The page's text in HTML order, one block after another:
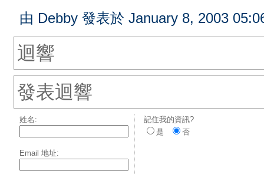
由 Debby 發表於 January 8, 2003
迴響
發表迴響
姓名:
Email 地址:
記住我的資訊?
是
否